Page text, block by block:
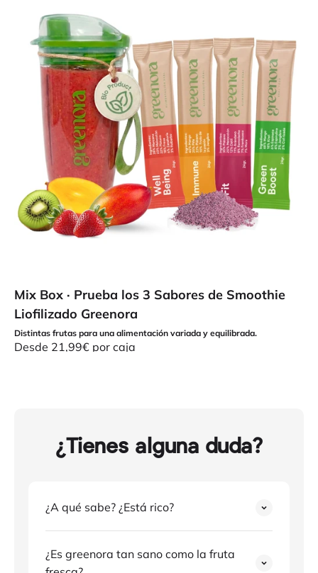
Mix Box · Prueba los 3 Sabores de Smoothie
Liofilizado Greenora
Distintas frutas para una alimentación variada y equilibrada.
Precio de oferta
Desde 21,99€ por caja
PROBAR
¿Tienes alguna duda?
¿A qué sabe? ¿Está rico?
¿Es greenora tan sano como la fruta